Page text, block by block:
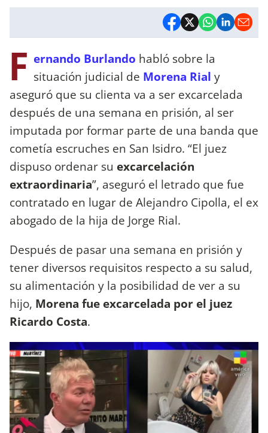
F ernando Burlando habló sobre la
situación judicial de Morena Rial y
aseguró que su clienta va a ser excarcelada
después de una semana en prisión, al ser
imputada por formar parte de una banda que
cometía escruches en San Isidro. “El juez
dispuso ordenar su excarcelación
extraordinaria”, aseguró el letrado que fue
contratado en lugar de Alejandro Cipolla, el ex
abogado de la hija de Jorge Rial.
Después de pasar una semana en prisión y
tener diversos requisitos respecto a su salud,
su alimentación y la posibilidad de ver a su
hijo, Morena fue excarcelada por el juez
Ricardo Costa.